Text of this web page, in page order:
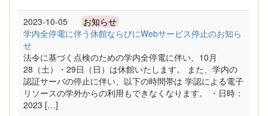
2023-10-05 お知らせ
学内全停電に伴う休館ならびにWebサービス停止のお知ら
せ
法令に基づく点検のための学内全停電に伴い、10月
28（土）・29日（日）は休館いたします。 また、学内の
認証サーバの停止に伴い、以下の時間帯は 学認による電子
リソースの学外からの利用もできなくなります。 ・日時：
2023 […]